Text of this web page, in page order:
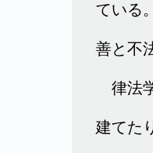
ている
善と不
律法
建てた